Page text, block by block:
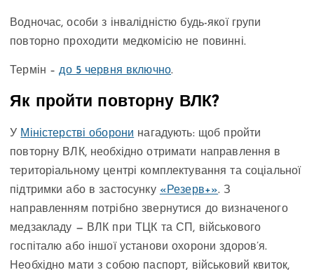
Водночас, особи з інвалідністю будь-якої групи
повторно проходити медкомісію не повинні.
Термін –до 5 червня включно.
Як пройти повторну ВЛК?
У Міністерстві оборони нагадують: щоб пройти
повторну ВЛК, необхідно отримати направлення в
територіальному центрі комплектування та соціальної
підтримки або в застосунку «Резерв+». З
направленням потрібно звернутися до визначеного
медзакладу — ВЛК при ТЦК та СП, військового
госпіталю або іншої установи охорони здоров’я.
Необхідно мати з собою паспорт, військовий квиток,